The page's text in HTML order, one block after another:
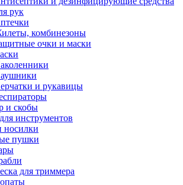
рук
комбинезоны
очки и маски
и рукавицы
и скобы
инструментов
носилки
пушки
для триммера